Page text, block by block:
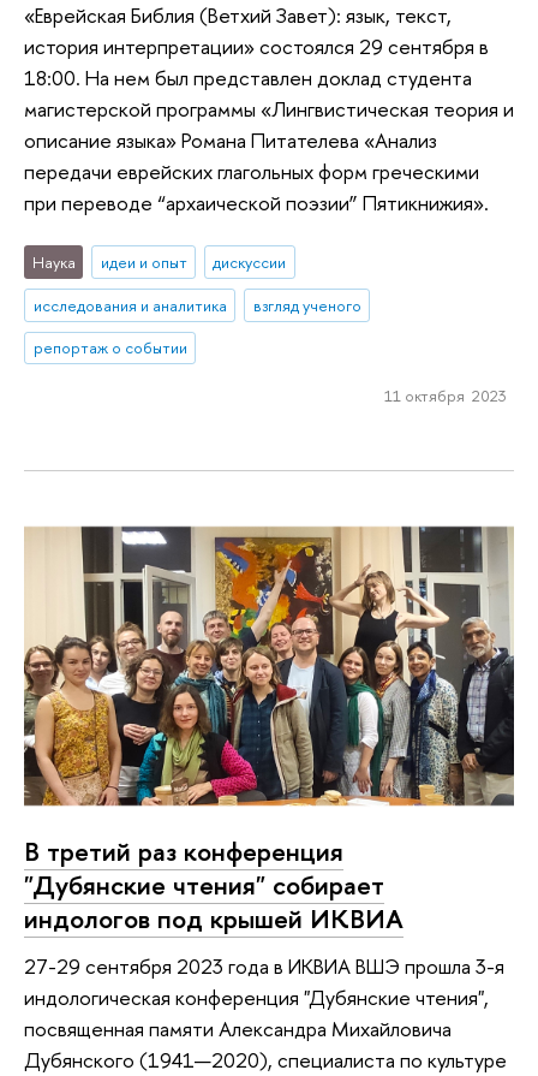
«Еврейская Библия (Ветхий Завет): язык, текст,
история интерпретации» состоялся 29 сентября в
18:00. На нем был представлен доклад студента
магистерской программы «Лингвистическая теория и
описание языка» Романа Питателева «Анализ
передачи еврейских глагольных форм греческими
при переводе “архаической поэзии” Пятикнижия».
Наука идеи и опыт
дискуссии
исследования и аналитика
взгляд ученого
репортаж о событии
11 октября 2023
В третий раз конференция
"Дубянские чтения" собирает
индологов под крышей ИКВИА
27-29 сентября 2023 года в ИКВИА ВШЭ прошла 3-я
индологическая конференция "Дубянские чтения",
посвященная памяти Александра Михайловича
Дубянского (1941—2020), специалиста по культуре